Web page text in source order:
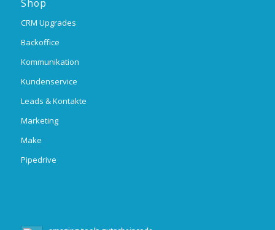
Shop
CRM Upgrades
Backoffice
Kommunikation
Kundenservice
Leads & Kontakte
Marketing
Make
Pipedrive